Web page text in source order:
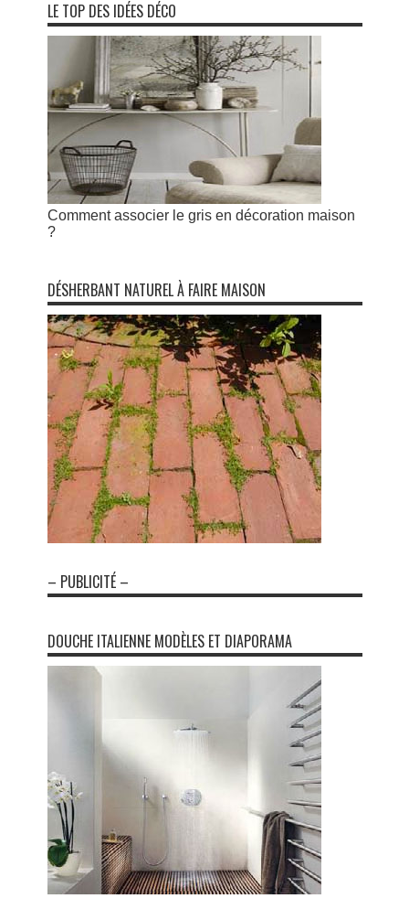
LE TOP DES IDÉES DÉCO
Comment associer le gris en décoration maison
?
DÉSHERBANT NATUREL À FAIRE MAISON
– PUBLICITÉ –
DOUCHE ITALIENNE MODÈLES ET DIAPORAMA